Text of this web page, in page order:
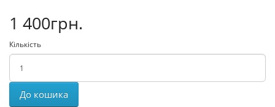
1 400грн.
Кількість
До кошика